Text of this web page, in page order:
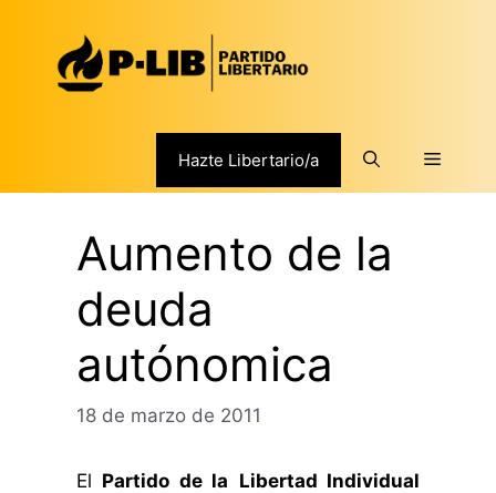
contenido
Hazte Libertario/a Menú
Aumento de la
deuda
autónomica
18 de marzo de 2011
El Partido de la Libertad Individual